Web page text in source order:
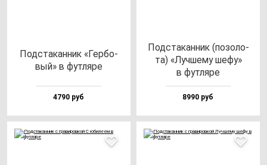
Под­ста­кан­ник «Гер­бо­
вый» в фут­ля­ре
4790 руб
Под­ста­кан­ник (по­зо­ло­
та) «Луч­ше­му ше­фу»
в фут­ля­ре
8990 руб